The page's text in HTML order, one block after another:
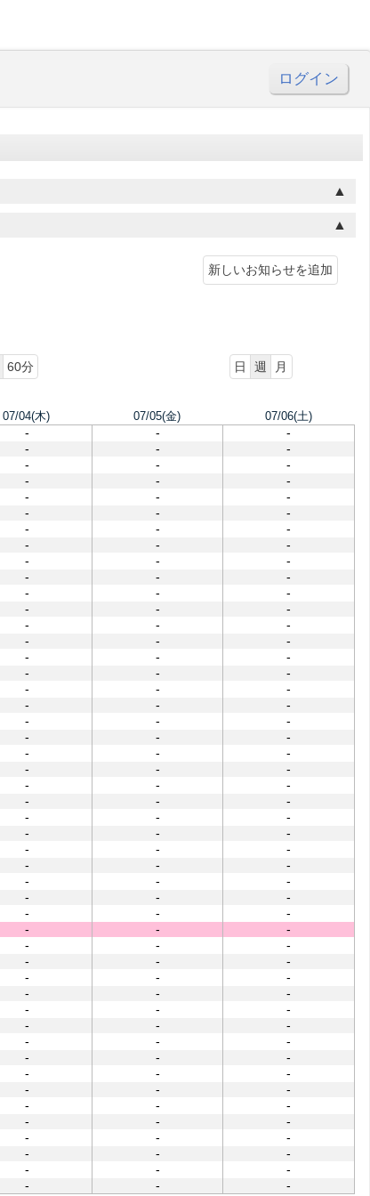
ログイン
新しいお知らせを追加
60分 日 週 月
07/04(木) 07/05(金) 07/06(土)
- -
-
- -
-
- -
-
- -
-
- -
-
- -
-
- -
-
- -
-
- -
-
- -
-
- -
-
- -
-
- -
-
- -
-
- -
-
- -
-
- -
-
- -
-
- -
-
- -
-
- -
-
- -
-
- -
-
- -
-
- -
-
- -
-
- -
-
- -
-
- -
-
- -
-
- -
-
- -
-
- -
-
- -
-
- -
-
- -
-
- -
-
- -
-
- -
-
- -
-
- -
-
- -
-
- -
-
- -
-
- -
-
- -
-
- -
-
- - -